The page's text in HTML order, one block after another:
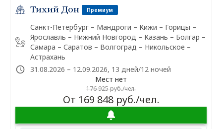
Тихий Дон Премиум
Санкт-Петербург – Мандроги – Кижи – Горицы –
Ярославль – Нижний Новгород – Казань – Болгар –
Самара – Саратов – Волгоград – Никольское –
Астрахань
31.08.2026 – 12.09.2026, 13 дней/12 ночей
Мест нет
176 925 руб./чел.
От 169 848 руб./чел.